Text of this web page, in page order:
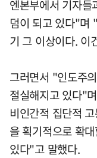
엔본부에서 기자
덤이 되고 있다"며
기 그 이상이다. 이
그러면서 "인도주
절실해지고 있다"
비인간적 집단적
을 획기적으로 확
있다"고 말했다.